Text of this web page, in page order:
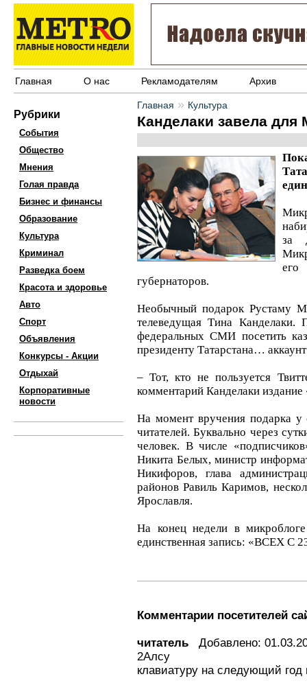
Главная О нас Рекламодателям Архив
Рубрики
События
Общество
Мнения
Голая правда
Бизнес и финансы
Образование
Культура
Криминал
Разведка боем
Красота и здоровье
Авто
Спорт
Объявления
Конкурсы - Акции
Отдыхай
Корпоративные
новости
Главная » Культура
Канделаки завела для
за
его
губернаторов.
Необычный подарок Рустаму
телеведущая Тина Канделаки.
федеральных СМИ посетить
президенту Татарстана…
– Тот, кто не пользуется
комментарий Канделаки
На момент вручения подарка у
читателей. Буквально через
человек. В числе
Никита Белых, министр
Никифоров, глава
районов Равиль Каримов,
Ярославля.
На конец недели в
единственная запись: «ВСЕХ С
Комментарии посетителей
читатель Добавлено:
2Алсу
клавиатуру на следующий год